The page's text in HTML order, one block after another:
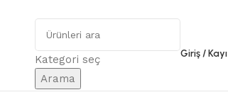
Kategori seç
Arama
Giriş /